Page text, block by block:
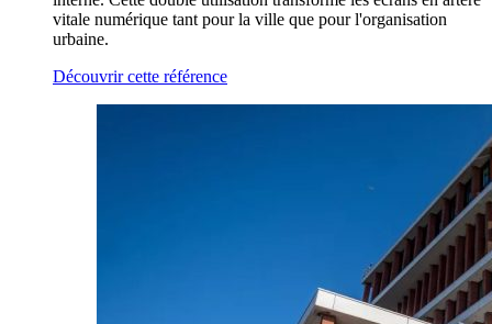
vitale numérique tant pour la ville que pour l'organisation
urbaine.
Découvrir cette référence